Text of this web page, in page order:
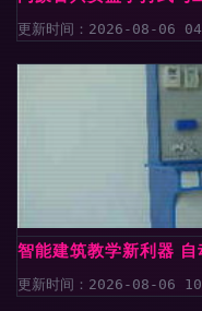
更新时间：2026-08-06
智能建筑教学新利器
更新时间：2026-08-06